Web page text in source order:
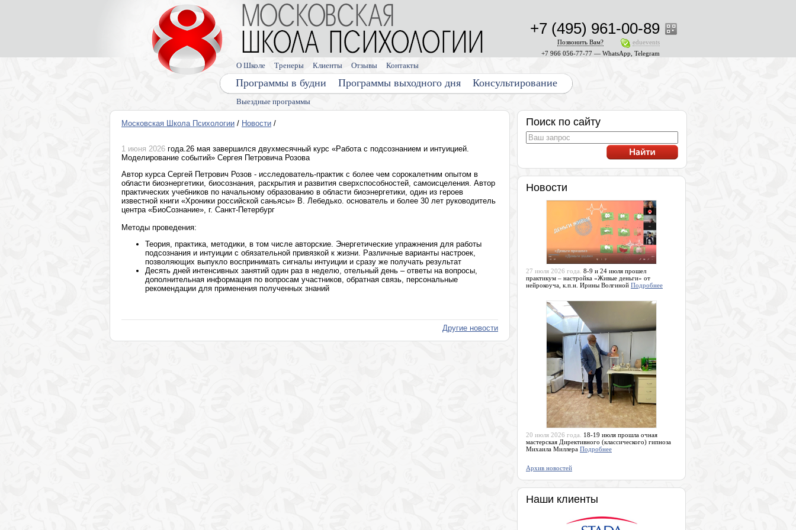
Выездные программы
Программы в будни Программы выходного дня Консультирование
О Школе Тренеры Клиенты Отзывы Контакты
+7 966 056-77-77 — WhatsApp, Telegram
eduevents
Позвонить Вам?
+7 (495) 961-00-89
Московская Школа Психологии / Новости /
1 июня 2026 года.26 мая завершился двухмесячный курс «Работа с подсознанием и интуицией.
Моделирование событий» Сергея Петровича Розова
Автор курса Сергей Петрович Розов - исследователь-практик с более чем сорокалетним опытом в
области биоэнергетики, биосознания, раскрытия и развития сверхспособностей, самоисцеления. Автор
практических учебников по начальному образованию в области биоэнергетики, один из героев
известной книги «Хроники российской саньясы» В. Лебедько. основатель и более 30 лет руководитель
центра «БиоСознание», г. Санкт-Петербург
Методы проведения:
Теория, практика, методики, в том числе авторские. Энергетические упражнения для работы
подсознания и интуиции с обязательной привязкой к жизни. Различные варианты настроек,
позволяющих выпукло воспринимать сигналы интуиции и сразу же получать результат
Десять дней интенсивных занятий один раз в неделю, отельный день – ответы на вопросы,
дополнительная информация по вопросам участников, обратная связь, персональные
рекомендации для применения полученных знаний
Другие новости
Поиск по сайту
Новости
27 июля 2026 года. 8-9 и 24 июля прошел
практикум – настройка «Живые деньги» от
нейрокоуча, к.п.н. Ирины Волгиной Подробнее
20 июля 2026 года.
18-19 июля прошла очная
мастерская Директивного (классического) гипноза
Михаила Миллера Подробнее
Архив новостей
Наши клиенты